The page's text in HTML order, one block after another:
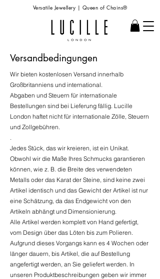
Versatile Jewellery | Queen of Chains®
Versandbedingungen
Wir bieten kostenlosen Versand innerhalb
Großbritanniens und international.
Abgaben und Steuern für internationale
Bestellungen sind bei Lieferung fällig. Lucille
London haftet nicht für internationale Zölle, Steuern
und Zollgebühren.
Jedes Stück, das wir kreieren, ist ein Unikat.
Obwohl wir die Maße Ihres Schmucks garantieren
können, wie z. B. die Breite des verwendeten
Metalls oder das Karat der Steine, sind keine zwei
Artikel identisch und das Gewicht der Artikel ist nur
eine Schätzung, da das Endgewicht von den
Artikeln abhängt und Dimensionierung.
Alle Artikel werden komplett von Hand gefertigt,
vom Design über das Löten bis zum Polieren.
Aufgrund dieses Vorgangs kann es 4 Wochen oder
länger dauern, bis Artikel, die auf Bestellung
angefertigt werden, an Sie geliefert werden. In
unseren Produktbeschreibungen geben wir immer